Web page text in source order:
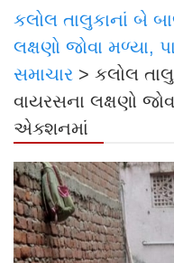
કલોલ તાલુકાનાં બે
લક્ષણો જોવા મળ્યા,
સમાચાર > કલોલ
વાયરસના લક્ષણો
એક્શનમાં